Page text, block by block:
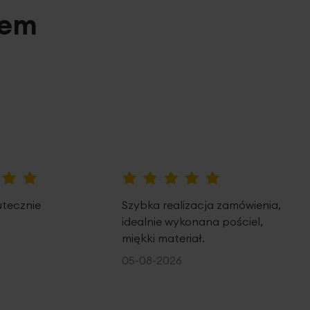
Szybka realizacja zamówienia,
idealnie wykonana pościel,
miękki materiał.
05-08-2026